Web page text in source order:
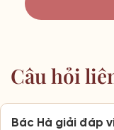
Câu hỏi
Bác Hà giải đáp